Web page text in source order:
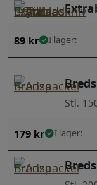
89 kr I lager:
Stl.
179 kr I lager: